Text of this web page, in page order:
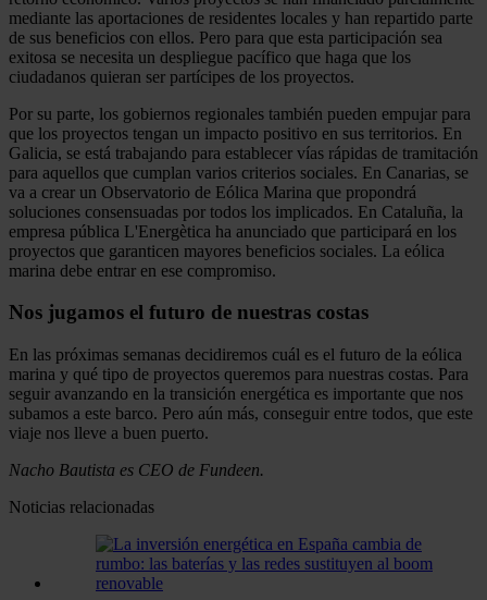
mediante las aportaciones de residentes locales y han repartido parte
de sus beneficios con ellos. Pero para que esta participación sea
exitosa se necesita un despliegue pacífico que haga que los
ciudadanos quieran ser partícipes de los proyectos.
Por su parte, los gobiernos regionales también pueden empujar para
que los proyectos tengan un impacto positivo en sus territorios. En
Galicia, se está trabajando para establecer vías rápidas de tramitación
para aquellos que cumplan varios criterios sociales. En Canarias, se
va a crear un Observatorio de Eólica Marina que propondrá
soluciones consensuadas por todos los implicados. En Cataluña, la
empresa pública L'Energètica ha anunciado que participará en los
proyectos que garanticen mayores beneficios sociales. La eólica
marina debe entrar en ese compromiso.
Nos jugamos el futuro de nuestras costas
En las próximas semanas decidiremos cuál es el futuro de la eólica
marina y qué tipo de proyectos queremos para nuestras costas. Para
seguir avanzando en la transición energética es importante que nos
subamos a este barco. Pero aún más, conseguir entre todos, que este
viaje nos lleve a buen puerto.
Nacho Bautista es CEO de Fundeen.
Noticias relacionadas